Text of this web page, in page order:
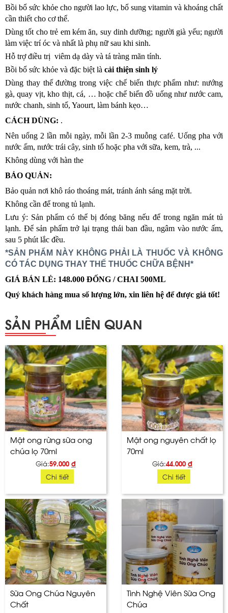
Bồi bổ sức khỏe cho người lao lực, bổ sung vitamin và khoáng chất
cần thiết cho cơ thể.
Dùng tốt cho trẻ em kém ăn, suy dinh dưỡng; người già yếu; người
làm việc trí óc và nhất là phụ nữ sau khi sinh.
Hỗ trợ điều trị viêm dạ dày và tá tràng mãn tính.
Bồi bổ sức khỏe và đặc biệt là cải thiện sinh lý
Dùng thay thế đường trong việc chế biến thực phẩm như: nướng
gà, quay vịt, kho thịt, cá, … hoặc chế biến đồ uống như nước cam,
nước chanh, sinh tố, Yaourt, làm bánh kẹo…
CÁCH DÙNG: .
Nên uống 2 lần mỗi ngày, mỗi lần 2-3 muỗng café. Uống pha với
nước ấm, nước trái cây, sinh tố hoặc pha với sữa, kem, trà, ...
Không dùng với hàn the
BẢO QUẢN:
Bảo quản nơi khô ráo thoáng mát, tránh ánh sáng mặt trời.
Không cần để trong tủ lạnh.
Lưu ý: Sản phẩm có thể bị đóng băng nếu để trong ngăn mát tủ
lạnh. Để sản phẩm trở lại trạng thái ban đầu, ngâm vào nước ấm,
sau 5 phút lắc đều.
*SẢN PHẨM NÀY KHÔNG PHẢI LÀ THUỐC VÀ KHÔNG
CÓ TÁC DỤNG THAY THẾ THUỐC CHỮA BỆNH*
GIÁ BÁN LẺ: 148.000 ĐỐNG / CHAI 500ML
Quý khách hàng mua số lượng lớn, xin liên hệ để được giá tốt!
SẢN PHẨM LIÊN QUAN
Mật ong rừng sữa ong
chúa lọ 70ml
Giá:59.000 đ
Chi tiết
Mật ong nguyên chất lọ
70ml
Giá:44.000 đ
Chi tiết
Sữa Ong Chúa Nguyên
Chất
Tinh Nghệ Viên Sữa Ong
Chúa